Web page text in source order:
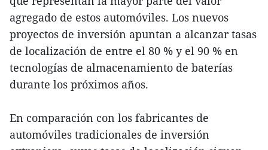
agregado de estos automóviles. Los nuevos
proyectos de inversión apuntan a alcanzar tasas
de localización de entre el 80 % y el 90 % en
tecnologías de almacenamiento de baterías
durante los próximos años.
En comparación con los fabricantes de
automóviles tradicionales de inversión